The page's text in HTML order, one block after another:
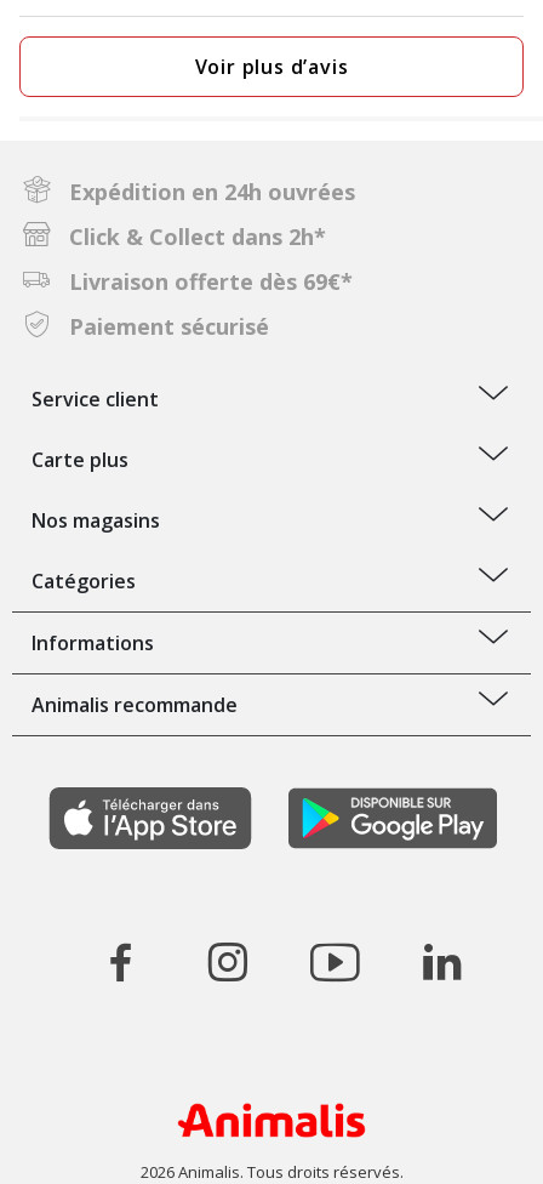
Voir plus d’avis
Expédition en 24h ouvrées
Click & Collect dans 2h*
Livraison offerte dès 69€*
Paiement sécurisé
Service client
Carte plus
Nos magasins
Catégories
Informations
Animalis recommande
2026 Animalis. Tous droits réservés.